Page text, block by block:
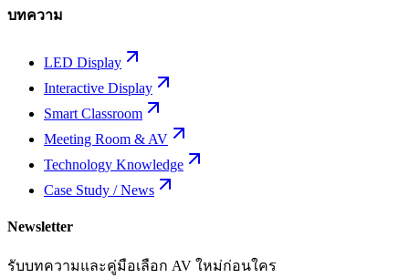
บทความ
LED Display
Interactive Display
Smart Classroom
Meeting Room & AV
Technology Knowledge
Case Study / News
Newsletter
รับบทความและคู่มือเลือก AV ใหม่ก่อนใคร